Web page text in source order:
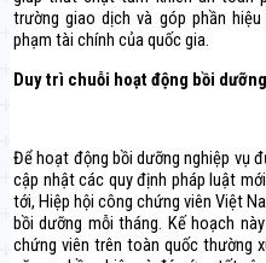
trường giao dịch và góp phần
phạm tài chính của quốc gia.
Duy trì chuỗi hoạt động bồi
Để hoạt động bồi dưỡng nghiệp vụ
cập nhật các quy định pháp luật
tới, Hiệp hội công chứng viên Việt
bồi dưỡng mỗi tháng. Kế hoạch
chứng viên trên toàn quốc thường